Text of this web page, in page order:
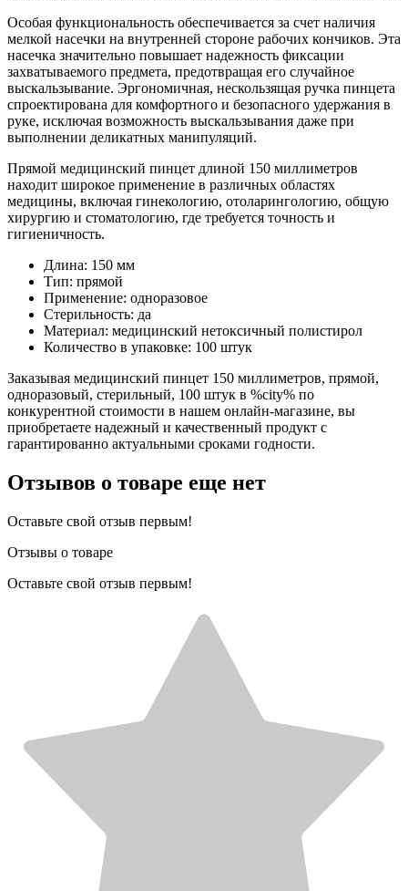
Особая функциональность обеспечивается за счет наличия
мелкой насечки на внутренней стороне рабочих кончиков. Эта
насечка значительно повышает надежность фиксации
захватываемого предмета, предотвращая его случайное
выскальзывание. Эргономичная, нескользящая ручка пинцета
спроектирована для комфортного и безопасного удержания в
руке, исключая возможность выскальзывания даже при
выполнении деликатных манипуляций.
Прямой медицинский пинцет длиной 150 миллиметров
находит широкое применение в различных областях
медицины, включая гинекологию, отоларингологию, общую
хирургию и стоматологию, где требуется точность и
гигиеничность.
Длина: 150 мм
Тип: прямой
Применение: одноразовое
Стерильность: да
Материал: медицинский нетоксичный полистирол
Количество в упаковке: 100 штук
Заказывая медицинский пинцет 150 миллиметров, прямой,
одноразовый, стерильный, 100 штук в %city% по
конкурентной стоимости в нашем онлайн-магазине, вы
приобретаете надежный и качественный продукт с
гарантированно актуальными сроками годности.
Отзывов о товаре еще нет
Оставьте свой отзыв первым!
Отзывы о товаре
Оставьте свой отзыв первым!